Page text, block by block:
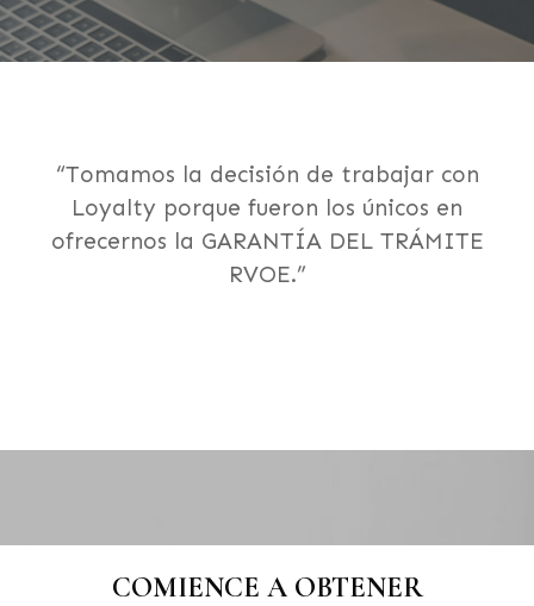
“Perdimos matrícula escolar por no contar
con RVOE, Loyalty nos ayudó con el trámite
y hoy hemos mejorado nuestra captación de
alumnos.”
COMIENCE A OBTENER